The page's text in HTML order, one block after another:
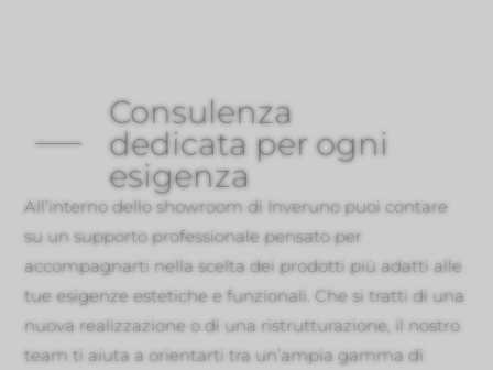
Consulenza
dedicata per ogni
esigenza
All’interno dello showroom di Inveruno puoi contare
su un supporto professionale pensato per
accompagnarti nella scelta dei prodotti più adatti alle
tue esigenze estetiche e funzionali. Che si tratti di una
nuova realizzazione o di una ristrutturazione, il nostro
team ti aiuta a orientarti tra un’ampia gamma di